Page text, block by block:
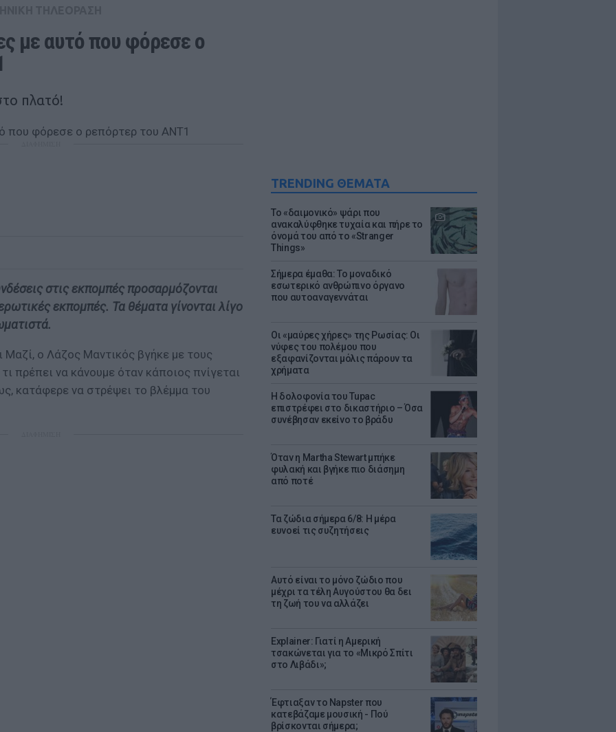
TRENDING ΘΕΜΑΤΑ
Το «δαιμονικό» ψάρι που
ανακαλύφθηκε τυχαία και πήρε το
όνομά του από το «Stranger
Things»
Σήμερα έμαθα: Το μοναδικό
εσωτερικό ανθρώπινο όργανο
που αυτοαναγεννάται
Οι «μαύρες χήρες» της Ρωσίας: Οι
νύφες του πολέμου που
εξαφανίζονται μόλις πάρουν τα
χρήματα
Η δολοφονία του Tupac
επιστρέφει στο δικαστήριο – Όσα
συνέβησαν εκείνο το βράδυ
Όταν η Martha Stewart μπήκε
φυλακή και βγήκε πιο διάσημη
από ποτέ
Τα ζώδια σήμερα 6/8: Η μέρα
ευνοεί τις συζητήσεις
Αυτό είναι το μόνο ζώδιο που
μέχρι τα τέλη Αυγούστου θα δει
τη ζωή του να αλλάζει
Explainer: Γιατί η Αμερική
τσακώνεται για το «Μικρό Σπίτι
στο Λιβάδι»;
Έφτιαξαν το Napster που
κατεβάζαμε μουσική - Πού
βρίσκονται σήμερα;
με αυτό που φόρεσε ο
πλατό!
στις εκπομπές προσαρμόζονται
εκπομπές. Τα θέματα γίνονται λίγο
Μαζί, ο Λάζος Μαντικός βγήκε με τους
πρέπει να κάνουμε όταν κάποιος πνίγεται
κατάφερε να στρέψει το βλέμμα του